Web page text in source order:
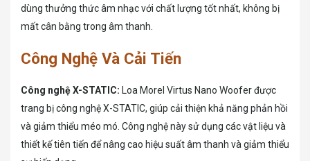
dùng thưởng thức âm nhạc với chất lượng tốt nhất, không bị
mất cân bằng trong âm thanh.
Công Nghệ Và Cải Tiến
Công nghệ X-STATIC: Loa Morel Virtus Nano Woofer được
trang bị công nghệ X-STATIC, giúp cải thiện khả năng phản hồi
và giảm thiểu méo mó. Công nghệ này sử dụng các vật liệu và
thiết kế tiên tiến để nâng cao hiệu suất âm thanh và giảm thiểu